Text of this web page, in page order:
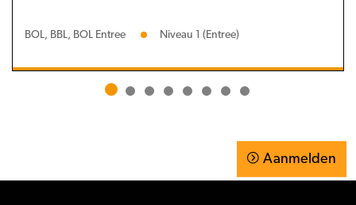
BOL, BBL, BOL Entree Niveau 1 (Entree)
Aanmelden